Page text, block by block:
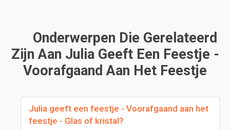
Onderwerpen Die Gerelateerd
Zijn Aan Julia Geeft Een Feestje -
Voorafgaand Aan Het Feestje
Julia geeft een feestje - Voorafgaand aan het
feestje - Glas of kristal?